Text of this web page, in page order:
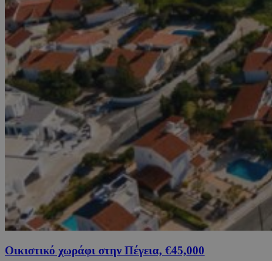
Οικιστικό χωράφι στην Πέγεια, €45,000